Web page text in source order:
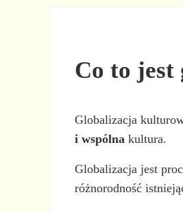
Co to
Globalizacja
i wspólna kultura.
Globalizacja jest
różnorodność